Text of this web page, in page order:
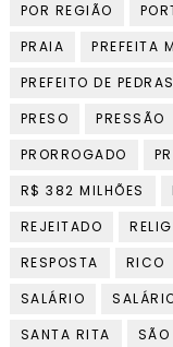
POR REGIÃO
PRAIA
PREFEITA
PREFEITO DE
PRESO
PRESSÃO
PRORROGADO
R$ 382 MILHÕES
REJEITADO
RESPOSTA
RICO
SALÁRIO
SANTA RITA